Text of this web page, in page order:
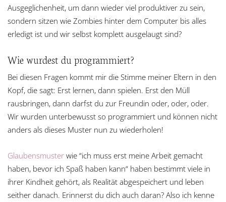
Ausgeglichenheit, um dann wieder viel produktiver zu sein,
sondern sitzen wie Zombies hinter dem Computer bis alles
erledigt ist und wir selbst komplett ausgelaugt sind?
Wie wurdest du programmiert?
Bei diesen Fragen kommt mir die Stimme meiner Eltern in den
Kopf, die sagt: Erst lernen, dann spielen. Erst den Müll
rausbringen, dann darfst du zur Freundin oder, oder, oder.
Wir wurden unterbewusst so programmiert und können nicht
anders als dieses Muster nun zu wiederholen!
Glaubensmuster wie “ich muss erst meine Arbeit gemacht
haben, bevor ich Spaß haben kann“ haben bestimmt viele in
ihrer Kindheit gehört, als Realität abgespeichert und leben
seither danach. Erinnerst du dich auch daran? Also ich kenne